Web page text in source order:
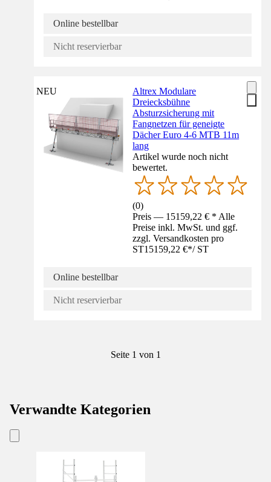
Online bestellbar
Nicht reservierbar
NEU
Altrex Modulare
Dreiecksbühne
Absturzsicherung mit
Fangnetzen für geneigte
Dächer Euro 4-6 MTB 11m
lang
Artikel wurde noch nicht
bewertet.
(0)
Preis — 15159,22 € * Alle
Preise inkl. MwSt. und ggf.
zzgl. Versandkosten pro
ST15159,22 €*/ ST
Online bestellbar
Nicht reservierbar
Seite 1 von 1
Verwandte Kategorien